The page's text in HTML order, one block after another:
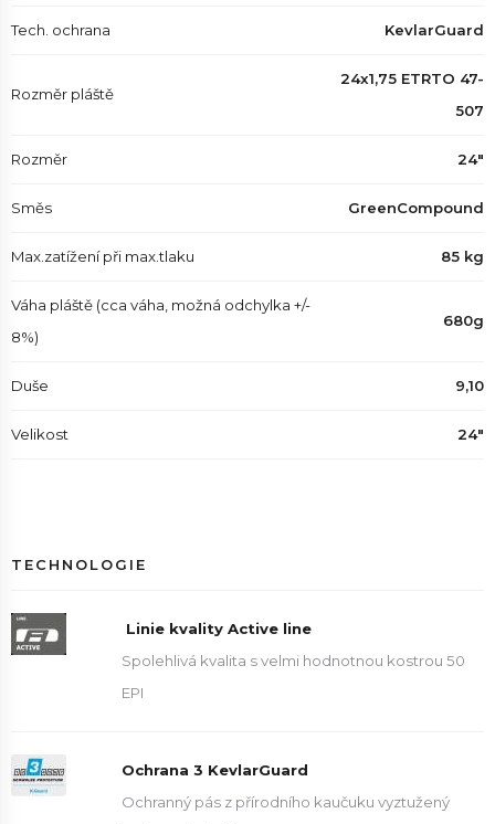
Tech. ochrana KevlarGuard
Rozměr pláště
24x1,75 ETRTO 47-
507
Rozměr 24"
Směs GreenCompound
Max.zatížení při max.tlaku 85 kg
Váha pláště (cca váha, možná odchylka +/-
8%)
680g
Duše 9,10
Velikost 24"
TECHNOLOGIE
Linie kvality Active line
Spolehlivá kvalita s velmi hodnotnou kostrou 50
EPI
Ochrana 3 KevlarGuard
Ochranný pás z přírodního kaučuku vyztužený